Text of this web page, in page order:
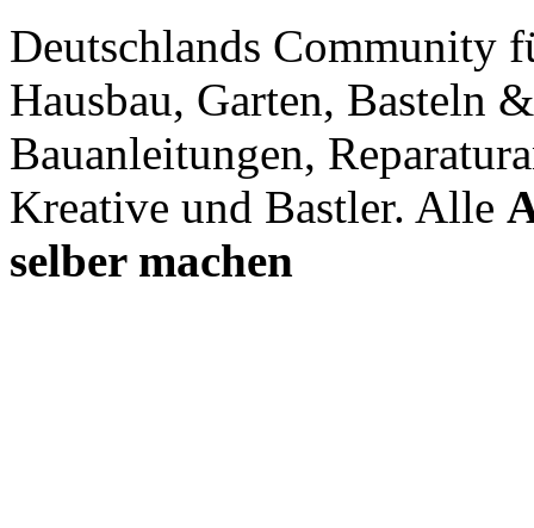
Deutschlands Community
Hausbau, Garten, Basteln
Bauanleitungen,
Kreative und Bastler. Alle
selber machen